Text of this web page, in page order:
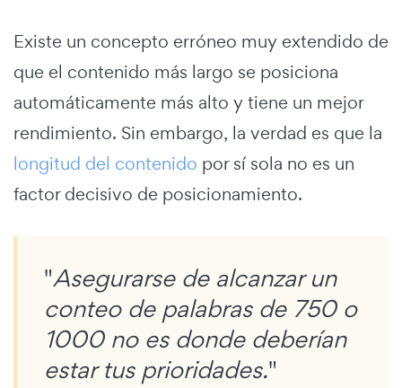
Existe un concepto erróneo muy extendido de
que el contenido más largo se posiciona
automáticamente más alto y tiene un mejor
rendimiento. Sin embargo, la verdad es que la
longitud del contenido por sí sola no es un
factor decisivo de posicionamiento.
"Asegurarse de alcanzar un
conteo de palabras de 750 o
1000 no es donde deberían
estar tus prioridades."